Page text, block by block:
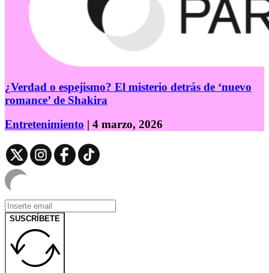
¿Verdad o espejismo? El misterio detrás de ‘nuevo
romance’ de Shakira
Entretenimiento | 4 marzo, 2026
SUSCRÍBETE